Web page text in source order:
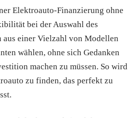
Elektroauto-Finanzierung ohne
bei der Auswahl des
aus einer Vielzahl von Modellen
wählen, ohne sich Gedanken
machen zu müssen. So wird
zu finden, das perfekt zu